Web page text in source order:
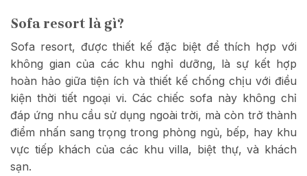
Sofa resort là gì?
Sofa resort, được thiết kế đặc biệt để thích hợp với
không gian của các khu nghỉ dưỡng, là sự kết hợp
hoàn hảo giữa tiện ích và thiết kế chống chịu với điều
kiện thời tiết ngoại vi. Các chiếc sofa này không chỉ
đáp ứng nhu cầu sử dụng ngoài trời, mà còn trở thành
điểm nhấn sang trọng trong phòng ngủ, bếp, hay khu
vực tiếp khách của các khu villa, biệt thự, và khách
sạn.